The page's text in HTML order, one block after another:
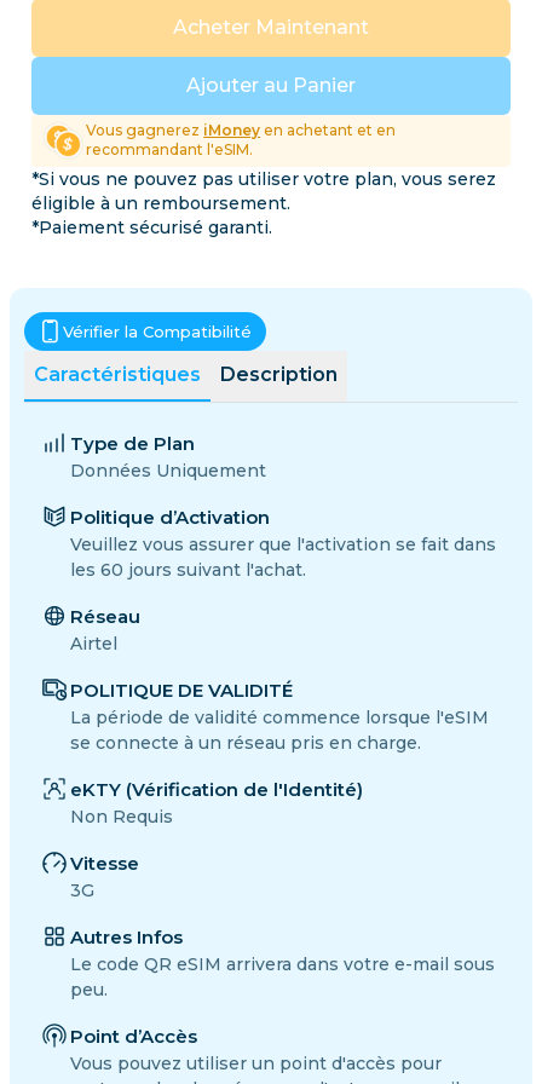
Ajouter au Panier
Acheter Maintenant
Vous gagnerez iMoney en achetant et en
recommandant l'eSIM.
*Si vous ne pouvez pas utiliser votre plan, vous serez
éligible à un remboursement.
*Paiement sécurisé garanti.
Caractéristiques Description
Vérifier la Compatibilité
Type de Plan
Données Uniquement
Politique d’Activation
Veuillez vous assurer que l'activation se fait dans
les 60 jours suivant l'achat.
Réseau
Airtel
POLITIQUE DE VALIDITÉ
La période de validité commence lorsque l'eSIM
se connecte à un réseau pris en charge.
eKTY (Vérification de l'Identité)
Non Requis
Vitesse
3G
Autres Infos
Le code QR eSIM arrivera dans votre e-mail sous
peu.
Point d’Accès
Vous pouvez utiliser un point d'accès pour